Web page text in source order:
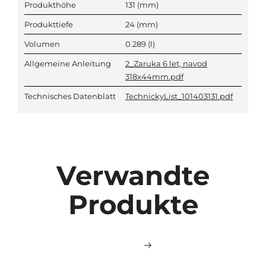
Produkthöhe 131 (mm)
Produkttiefe 24 (mm)
Volumen 0.289 (l)
Allgemeine Anleitung
2_Zaruka 6 let, navod
318x44mm.pdf
Technisches Datenblatt TechnickyList_101403131.pdf
Verwandte
Produkte